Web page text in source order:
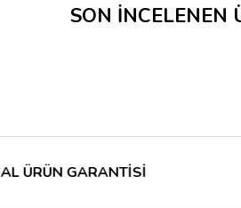
SON İNCELENEN
GARANTİSİ